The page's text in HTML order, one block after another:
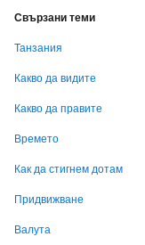
Свързани теми
Танзания
Какво да видите
Какво да правите
Времето
Как да стигнем дотам
Придвижване
Валута